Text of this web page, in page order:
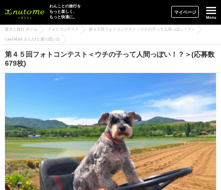
イヌトミィ
わんことの旅行を
もっと楽しく、
もっと快適に。
マイページ
愛犬と旅行 ホーム フォトコンテスト 第４５回フォトコンテスト＜ウチの子って人間っぽい！？＞
Land Mark さん/ひと夏の思い出
第４５回フォトコンテスト＜ウチの子って人間っぽい！？＞(応募数
679枚)